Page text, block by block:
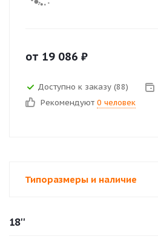
от 19 086 ₽
Доступно к заказу (88)
Рекомендуют 0 человек
Типоразмеры и наличие
18''